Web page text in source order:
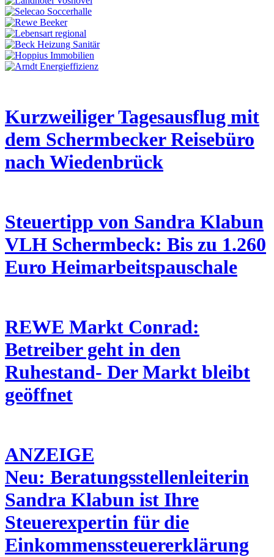
Kurzweiliger Tagesausflug mit
dem Schermbecker Reisebüro
nach Wiedenbrück
Steuertipp von Sandra Klabun
VLH Schermbeck: Bis zu 1.260
Euro Heimarbeitspauschale
REWE Markt Conrad:
Betreiber geht in den
Ruhestand- Der Markt bleibt
geöffnet
ANZEIGE
Neu: Beratungsstellenleiterin
Sandra Klabun ist Ihre
Steuerexpertin für die
Einkommenssteuererklärung